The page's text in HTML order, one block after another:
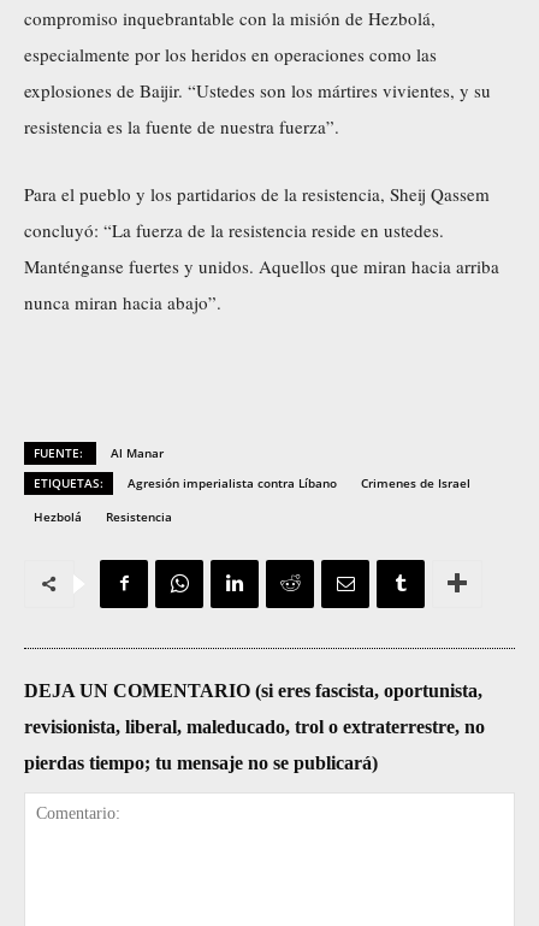
compromiso inquebrantable con la misión de Hezbolá,
especialmente por los heridos en operaciones como las
explosiones de Baijir. “Ustedes son los mártires vivientes, y su
resistencia es la fuente de nuestra fuerza”.
Para el pueblo y los partidarios de la resistencia, Sheij Qassem
concluyó: “La fuerza de la resistencia reside en ustedes.
Manténganse fuertes y unidos. Aquellos que miran hacia arriba
nunca miran hacia abajo”.
FUENTE:
Al Manar
ETIQUETAS:
Agresión imperialista contra Líbano
Crimenes de Israel
Hezbolá
Resistencia
DEJA UN COMENTARIO (si eres fascista, oportunista,
revisionista, liberal, maleducado, trol o extraterrestre, no
pierdas tiempo; tu mensaje no se publicará)